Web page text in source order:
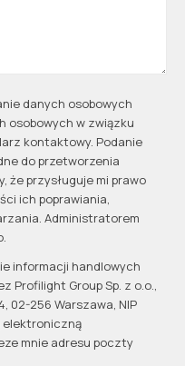
danych osobowych
osobowych w związku
kontaktowy. Podanie
do przetworzenia
że przysługuje mi prawo
ich poprawiania,
Administratorem
informacji handlowych
Profilight Group Sp. z o.o.,
02-256 Warszawa, NIP
elektroniczną
mnie adresu poczty